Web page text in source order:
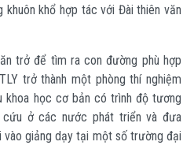
khuôn khổ hợp tác với Đài thiên văn
trở để tìm ra con đường phù hợp
trở thành một phòng thí nghiệm
khoa học cơ bản có trình độ tương
cứu ở các nước phát triển và đưa
vào giảng dạy tại một số trường đại